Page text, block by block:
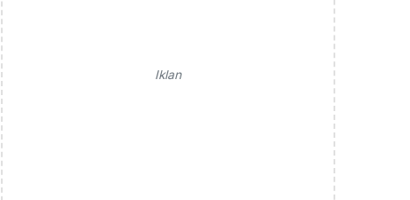
Iklan